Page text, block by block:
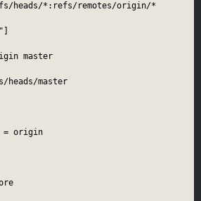
*:refs/remotes/origin/*
master
master
= origin